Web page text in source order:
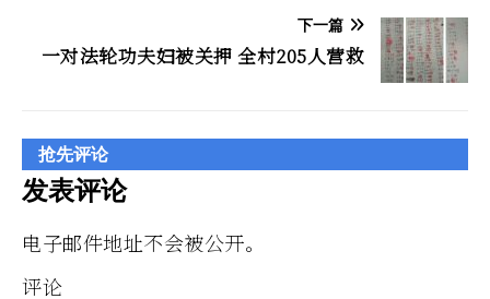
下一篇
一对法轮功夫妇被关押 全村205人营救
抢先评论
发表评论
电子邮件地址不会被公开。
评论